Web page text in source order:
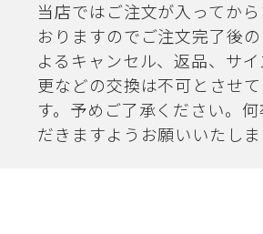
当店ではご注文が入ってか
おりますのでご注文完了後
よるキャンセル、返品、サ
更などの交換は不可とさせ
す。予めご了承ください。
だきますようお願いいたしま